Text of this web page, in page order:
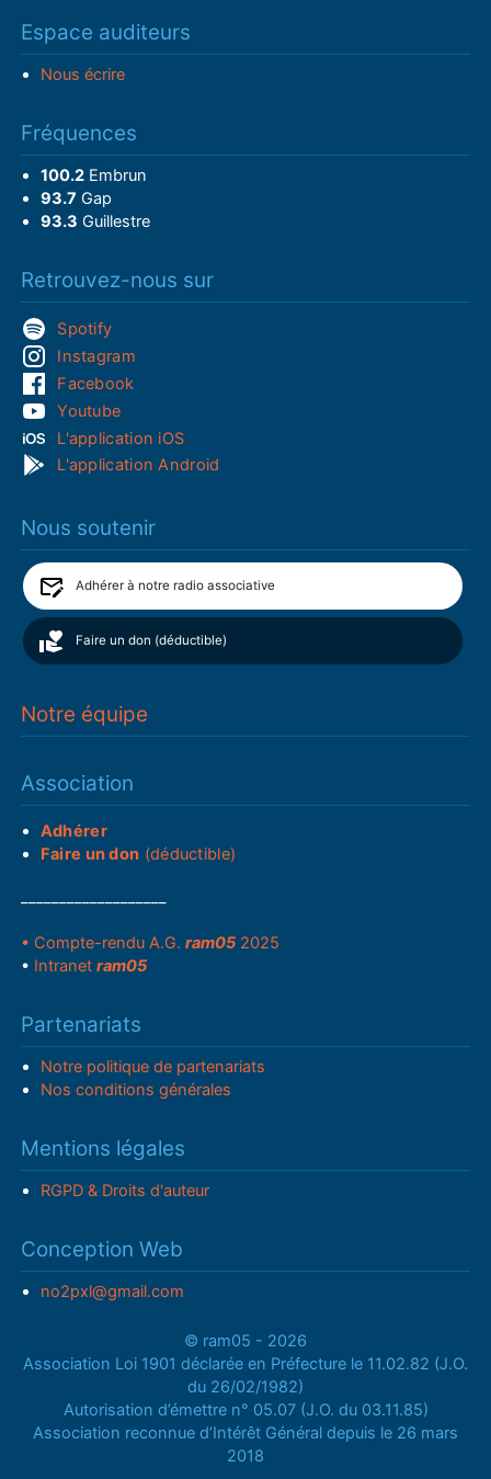
Espace auditeurs
Nous écrire
Fréquences
100.2Embrun
93.7 Gap
93.3 Guillestre
Retrouvez-nous sur
Spotify
Instagram
Facebook
Youtube
L'application iOS
L'application Android
Nous soutenir
Adhérer à notre radio associative
Faire un don (déductible)
Notre équipe
Association
Adhérer
Faire un don (déductible)
• Compte-rendu A.G.ram05 2025
• Intranetram05
Partenariats
Notre politique de partenariats
Nos conditions générales
Mentions légales
RGPD & Droits d'auteur
Conception Web
no2pxl@gmail.com
© ram05 - 2026
Association Loi 1901 déclarée en Préfecture le 11.02.82 (J.O.
du 26/02/1982)
Autorisation d’émettre n° 05.07 (J.O. du 03.11.85)
Association reconnue d’Intérêt Général depuis le 26 mars
2018